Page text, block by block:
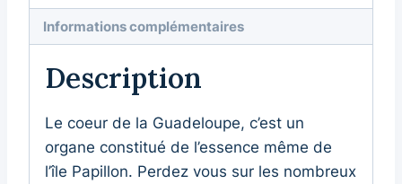
Informations complémentaires
Description
Le coeur de la Guadeloupe, c’est un
organe constitué de l’essence même de
l’île Papillon. Perdez vous sur les nombreux